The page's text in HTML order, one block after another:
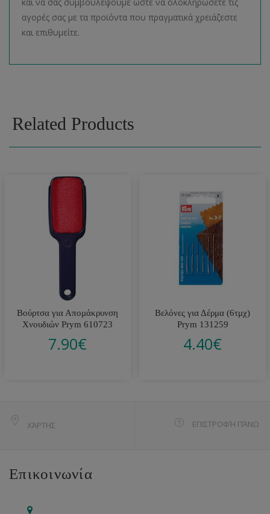
αγορές σας με τα προϊόντα που πραγματικά χρειάζεστε
και επιθυμείτε.
Related Products
Βούρτσα για Απομάκρυνση
Χνουδιών Prym 610723
7.90€
Βελόνες για Δέρμα (6τμχ)
Prym 131259
4.40€
ΧΆΡΤΗΣ ΕΠΙΣΤΡΟΦΉ ΠΆΝΩ
Επικοινωνία